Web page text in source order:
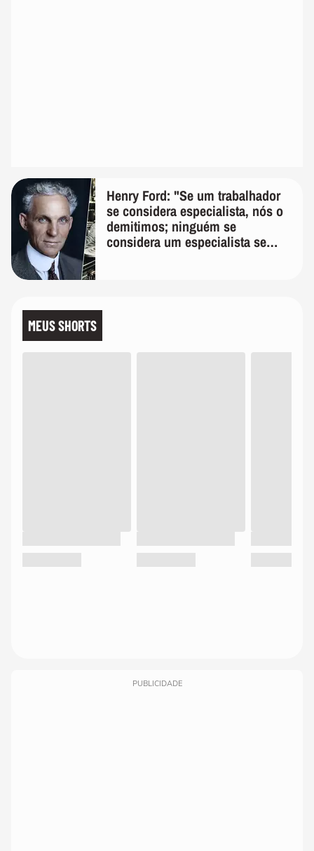
Henry Ford: "Se um trabalhador
se considera especialista, nós o
demitimos; ninguém se
considera um especialista se
MEUS SHORTS
PUBLICIDADE